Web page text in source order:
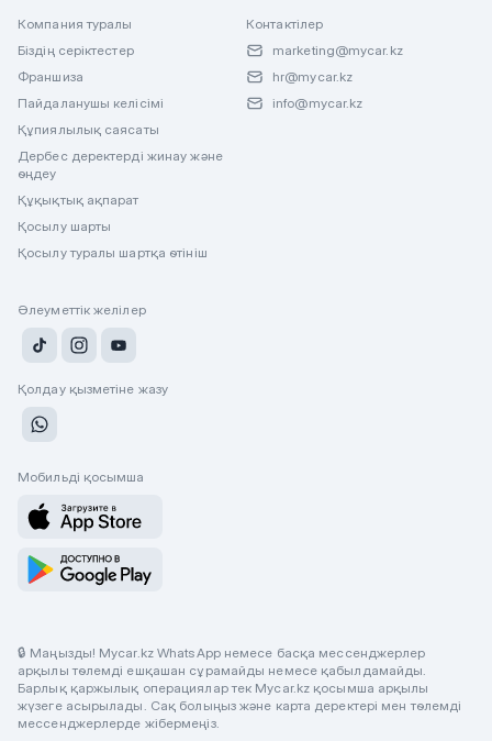
Компания туралы
Біздің серіктестер
Франшиза
Пайдаланушы келісімі
Құпиялылық саясаты
Дербес деректерді жинау және
өңдеу
Құқықтық ақпарат
Қосылу шарты
Қосылу туралы шартқа өтініш
Контактілер
marketing@mycar.kz
hr@mycar.kz
info@mycar.kz
Әлеуметтік желілер
Қолдау қызметіне жазу
Мобильді қосымша
🔒 Маңызды! Mycar.kz WhatsApp немесе басқа мессенджерлер
арқылы төлемді ешқашан сұрамайды немесе қабылдамайды.
Барлық қаржылық операциялар тек Mycar.kz қосымша арқылы
жүзеге асырылады. Сақ болыңыз және карта деректері мен төлемді
мессенджерлерде жібермеңіз.